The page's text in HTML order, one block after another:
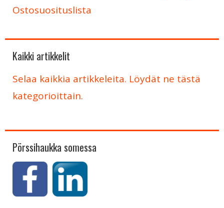
Ostosuosituslista
Kaikki artikkelit
Selaa kaikkia artikkeleita. Löydät ne tästä
kategorioittain.
Pörssihaukka somessa